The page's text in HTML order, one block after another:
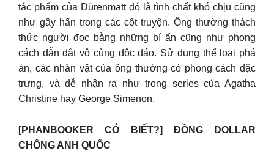
tác phẩm của Dürenmatt đó là tình chất khó chịu cũng
như gây hấn trong các cốt truyện. Ông thường thách
thức người đọc bằng những bí ẩn cũng như phong
cách dẫn dắt vô cùng độc đáo. Sử dụng thể loại phá
án, các nhân vật của ông thường có phong cách đặc
trưng, và dễ nhận ra như trong series của Agatha
Christine hay George Simenon.
[PHANBOOKER CÓ BIẾT?] ĐỒNG DOLLAR
CHỐNG ANH QUỐC